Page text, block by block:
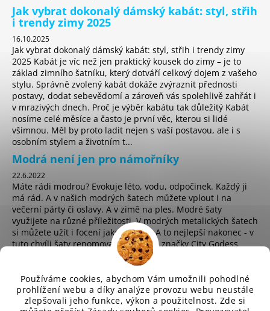
Používáme cookies, abychom Vám umožnili pohodlné
prohlížení webu a díky analýze provozu webu neustále
zlepšovali jeho funkce, výkon a použitelnost. Zde si
Jak vybrat dokonalý dámský kabát: styl, střih
i trendy zimy 2025
16.10.2025
Jak vybrat dokonalý dámský kabát: styl, střih i trendy zimy
2025 Kabát je víc než jen praktický kousek do zimy – je to
základ zimního šatníku, který dotváří celkový dojem z vašeho
stylu. Správně zvolený kabát dokáže zvýraznit přednosti
postavy, dodat sebevědomí a zároveň vás spolehlivě zahřát i
v mrazivých dnech. Proč je výběr kabátu tak důležitý Kabát
nosíme celé měsíce a často je první věc, kterou si lidé
všimnou. Měl by proto ladit nejen s vaší postavou, ale i s
osobním stylem a životním t...
Modrá není jen pro námořníky
22.6.2022
Máte rádi modrou? Evokuje léto, vodu, odpočinek. Každý ji
má rád. A v našich modrých šatech můžete vplout i na
večerní párty či oslavy. A v zimě na ples. Modré šaty
využijete na různé příležitosti. V modrých metalických šatech
si můžete užít i focení jako hvězda. A to nejlepší nakonec - v
tuto chvíli šaty renomované anglické značky City Godess
koupíte za pouhých 225 Kč! ...
sd